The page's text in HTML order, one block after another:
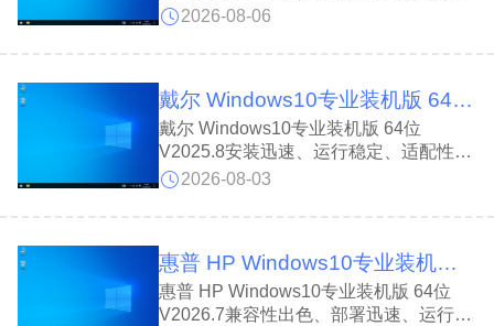
装制作。联想 Lenovo Windows10专业
动、常用运行库与DLL文件，整体运行流
商店登录，台式机、笔记本均可安装，装
机后磁盘占用低、日常使用稳定省心。
2026-08-06
戴尔 Windows10专业装机版 64位 V2025.8
戴尔 Windows10专业装机版 64位
V2025.8安装迅速、运行稳定、适配性出
众。戴尔 Windows10专业装机版 64位
组件，支持人脸指纹解锁与微软账号登
度经过深度优化，台式笔记本均可安装。
2026-08-03
惠普 HP Windows10专业装机版 64位 V2026.7
惠普 HP Windows10专业装机版 64位
V2026.7兼容性出色、部署迅速、运行稳